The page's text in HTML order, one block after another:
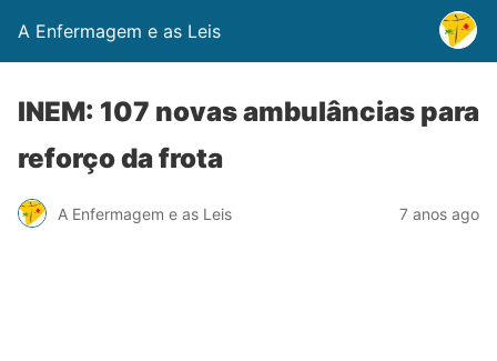
A Enfermagem e as Leis
INEM: 107 novas ambulâncias para
reforço da frota
A Enfermagem e as Leis 7 anos ago